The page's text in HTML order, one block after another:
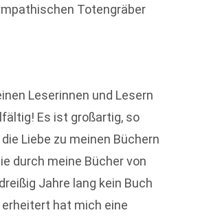
Totengräber
Leserinnen und Lesern
Es ist großartig, so
Liebe zu meinen Büchern
durch meine Bücher von
Jahre lang kein Buch
hat mich eine